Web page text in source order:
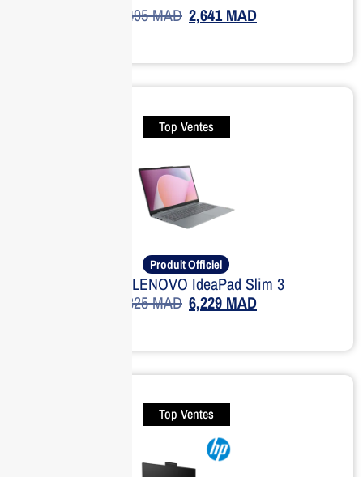
3,495MAD 2,641MAD
Top Ventes
Produit Officiel
Laptop LENOVO IdeaPad Slim 3
7,825MAD 6,229 MAD
Top Ventes